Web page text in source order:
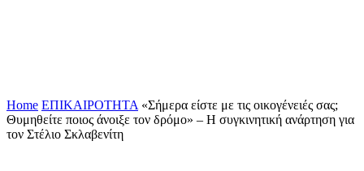
Home ΕΠΙΚΑΙΡΟΤΗΤΑ «Σήμερα είστε με τις οικογένειές σας;
Θυμηθείτε ποιος άνοιξε τον δρόμο» – Η συγκινητική ανάρτηση για
τον Στέλιο Σκλαβενίτη